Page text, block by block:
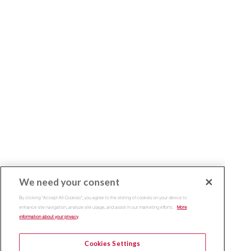
We need your consent
By clicking “Accept All Cookies”, you agree to the storing of cookies on your device to
enhance site navigation, analyze site usage, and assist in our marketing efforts. More
information about your privacy
Cookies Settings